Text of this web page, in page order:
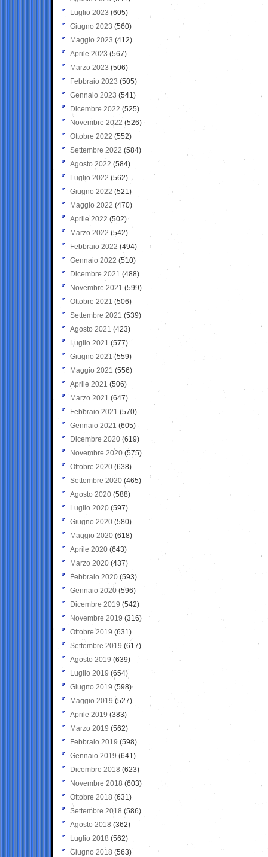
Luglio 2023 (605)
Giugno 2023 (560)
Maggio 2023 (412)
Aprile 2023 (567)
Marzo 2023 (506)
Febbraio 2023 (505)
Gennaio 2023 (541)
Dicembre 2022 (525)
Novembre 2022 (526)
Ottobre 2022 (552)
Settembre 2022 (584)
Agosto 2022 (584)
Luglio 2022 (562)
Giugno 2022 (521)
Maggio 2022 (470)
Aprile 2022 (502)
Marzo 2022 (542)
Febbraio 2022 (494)
Gennaio 2022 (510)
Dicembre 2021 (488)
Novembre 2021 (599)
Ottobre 2021 (506)
Settembre 2021 (539)
Agosto 2021 (423)
Luglio 2021 (577)
Giugno 2021(559)
Maggio 2021 (556)
Aprile 2021 (506)
Marzo 2021 (647)
Febbraio 2021 (570)
Gennaio 2021 (605)
Dicembre 2020 (619)
Novembre 2020 (575)
Ottobre 2020 (638)
Settembre 2020(465)
Agosto 2020 (588)
Luglio 2020 (597)
Giugno 2020 (580)
Maggio 2020 (618)
Aprile 2020 (643)
Marzo 2020 (437)
Febbraio 2020 (593)
Gennaio 2020 (596)
Dicembre 2019 (542)
Novembre 2019 (316)
Ottobre 2019 (631)
Settembre 2019 (617)
Agosto 2019 (639)
Luglio 2019 (654)
Giugno 2019 (598)
Maggio 2019 (527)
Aprile 2019 (383)
Marzo 2019 (562)
Febbraio 2019 (598)
Gennaio 2019 (641)
Dicembre 2018 (623)
Novembre 2018 (603)
Ottobre 2018 (631)
Settembre 2018 (586)
Agosto 2018 (362)
Luglio 2018 (562)
Giugno 2018 (563)